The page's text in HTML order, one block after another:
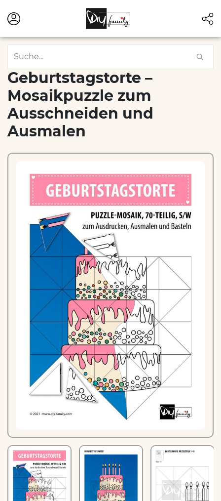
Geburtstagstorte –
Mosaikpuzzle zum
Ausschneiden und
Ausmalen